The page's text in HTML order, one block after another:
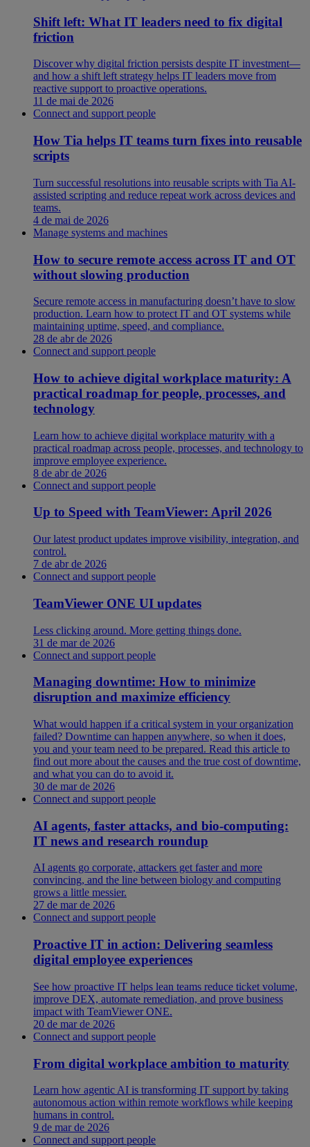
Shift left: What IT leaders need to fix digital
friction
Discover why digital friction persists despite IT investment—
and how a shift left strategy helps IT leaders move from
reactive support to proactive operations.
11 de mai de 2026
Connect and support people
How Tia helps IT teams turn fixes into reusable
scripts
Turn successful resolutions into reusable scripts with Tia AI-
assisted scripting and reduce repeat work across devices and
teams.
4 de mai de 2026
Manage systems and machines
How to secure remote access across IT and OT
without slowing production
Secure remote access in manufacturing doesn’t have to slow
production. Learn how to protect IT and OT systems while
maintaining uptime, speed, and compliance.
28 de abr de 2026
Connect and support people
How to achieve digital workplace maturity: A
practical roadmap for people, processes, and
technology
Learn how to achieve digital workplace maturity with a
practical roadmap across people, processes, and technology to
improve employee experience.
8 de abr de 2026
Connect and support people
Up to Speed with TeamViewer: April 2026
Our latest product updates improve visibility, integration, and
control.
7 de abr de 2026
Connect and support people
TeamViewer ONE UI updates
Less clicking around. More getting things done.
31 de mar de 2026
Connect and support people
Managing downtime: How to minimize
disruption and maximize efficiency
What would happen if a critical system in your organization
failed? Downtime can happen anywhere, so when it does,
you and your team need to be prepared. Read this article to
find out more about the causes and the true cost of downtime,
and what you can do to avoid it.
30 de mar de 2026
Connect and support people
AI agents, faster attacks, and bio-computing:
IT news and research roundup
AI agents go corporate, attackers get faster and more
convincing, and the line between biology and computing
grows a little messier.
27 de mar de 2026
Connect and support people
Proactive IT in action: Delivering seamless
digital employee experiences
See how proactive IT helps lean teams reduce ticket volume,
improve DEX, automate remediation, and prove business
impact with TeamViewer ONE.
20 de mar de 2026
Connect and support people
From digital workplace ambition to maturity
Learn how agentic AI is transforming IT support by taking
autonomous action within remote workflows while keeping
humans in control.
9 de mar de 2026
Connect and support people